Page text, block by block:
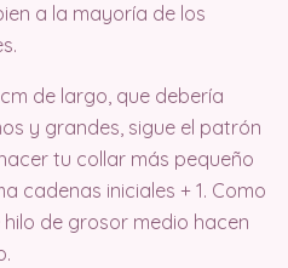
a la mayoría de los
de largo, que debería
y grandes, sigue el patrón
tu collar más pequeño
cadenas iniciales + 1. Como
hilo de grosor medio hacen